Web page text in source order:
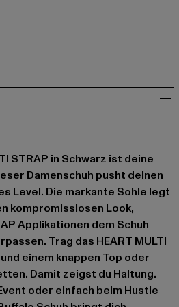
STRAP in Schwarz ist deine
Damenschuh pusht deinen
Level. Die markante Sohle legt
kompromisslosen Look,
Applikationen dem Schuh
Trag das HEART MULTI
einem knappen Top oder
Damit zeigst du Haltung.
oder einfach beim Hustle